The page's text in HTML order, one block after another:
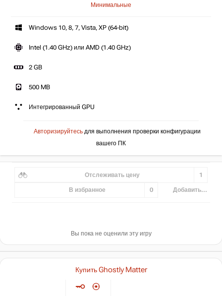
Минимальные
Windows 10, 8, 7, Vista, XP (64-bit)
Intel (1.40 GHz) или AMD (1.40 GHz)
2 GB
500 MB
Интегрированный GPU
Авторизируйтесь для выполнения проверки конфигурации
вашего ПК
Отслеживать цену 1
В избранное 0 Добавить...
Вы пока не оценили эту игру
Купить Ghostly Matter